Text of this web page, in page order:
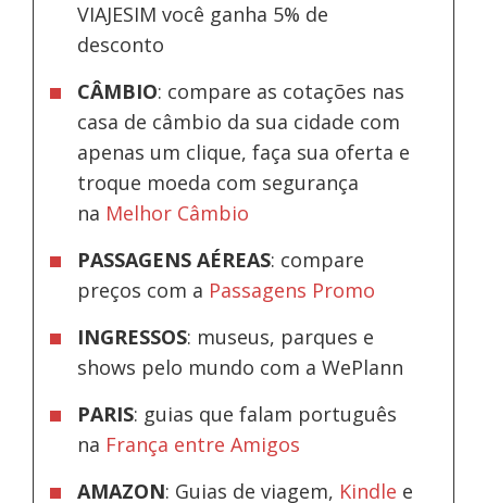
VIAJESIM você ganha 5% de
desconto
CÂMBIO: compare as cotações nas
casa de câmbio da sua cidade com
apenas um clique, faça sua oferta e
troque moeda com segurança
na Melhor Câmbio
PASSAGENS AÉREAS: compare
preços com a Passagens Promo
INGRESSOS: museus, parques e
shows pelo mundo com a WePlann
PARIS: guias que falam português
na França entre Amigos
AMAZON: Guias de viagem, Kindle e